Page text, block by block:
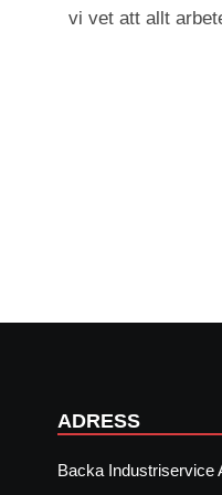
vi vet att allt
ADRESS
Backa Industriservice